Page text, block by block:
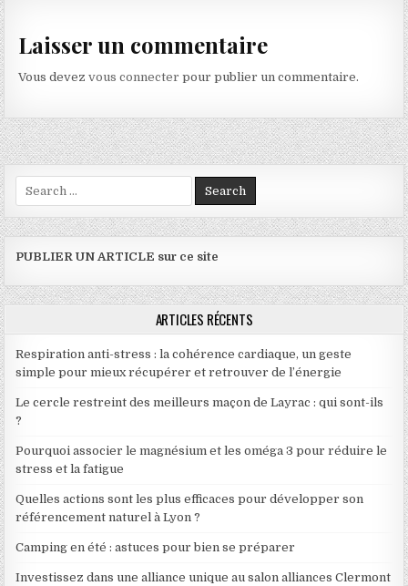
Laisser un commentaire
Vous devezvous connecter pour publier un commentaire.
Search for:
PUBLIER UN ARTICLE sur ce site
ARTICLES RÉCENTS
Respiration anti-stress : la cohérence cardiaque, un geste
simple pour mieux récupérer et retrouver de l’énergie
Le cercle restreint des meilleurs maçon de Layrac : qui sont-ils
?
Pourquoi associer le magnésium et les oméga 3 pour réduire le
stress et la fatigue
Quelles actions sont les plus efficaces pour développer son
référencement naturel à Lyon ?
Camping en été : astuces pour bien se préparer
Investissez dans une alliance unique au salon alliances Clermont